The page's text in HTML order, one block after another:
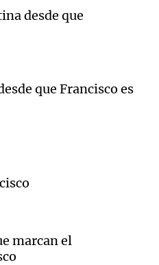
desde que
que Francisco es
marcan el